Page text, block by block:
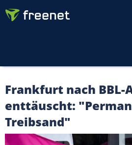
Frankfurt nach BBL-
enttäuscht:
Treibsand"